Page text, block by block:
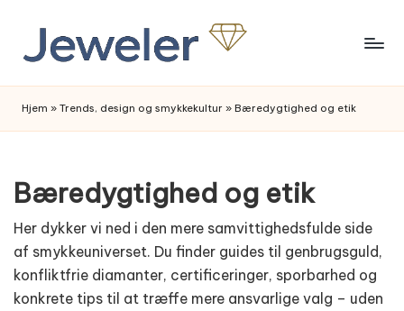
content
Hjem » Trends, design og smykkekultur » Bæredygtighed og etik
Bæredygtighed og etik
Her dykker vi ned i den mere samvittighedsfulde side
af smykkeuniverset. Du finder guides til genbrugsguld,
konfliktfrie diamanter, certificeringer, sporbarhed og
konkrete tips til at træffe mere ansvarlige valg – uden